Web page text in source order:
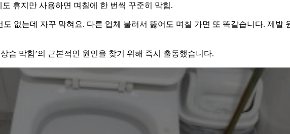
휴지만 사용하면 며칠에 한 번씩 꾸준히 막힘.
없는데 자꾸 막혀요. 다른 업체 불러서 뚫어도 며칠 가면 또 똑같습니다. 제발
상습 막힘’의 근본적인 원인을 찾기 위해 즉시 출동했습니다.